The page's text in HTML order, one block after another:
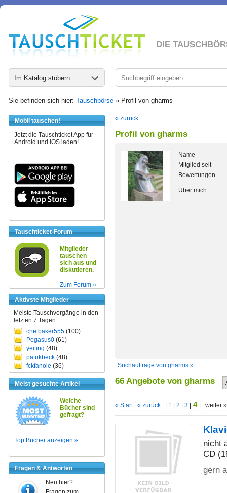
DIE
Im Katalog stöbern
Sie befinden sich hier: Tauschbörse » Profil von gharms
Mobil tauschen!
Jetzt die Tauschticket App für
Android und iOS laden!
Tauschticket-Forum
Mitglieder
tauschen
sich aus und
diskutieren.
Zum Forum »
Aktivste Mitglieder
Meiste Tauschvorgänge in den
letzten 7 Tagen:
chetbaker555 (100)
Pegasus0 (61)
yeiting (48)
patrikbeck (48)
fckfanole (36)
Meist gesuchte Artikel
Welche
Bücher sind
gefragt?
Top Bücher anzeigen »
Fragen & Antworten
Neu hier?
« zurück
Profil von gharms
Name
Mitglied seit
Bewertungen
Über mich
Suchaufträge von gharms »
66 Angebote von gharms
« Start « zurück 1 2 3 4 | weiter
nicht
CD
gern